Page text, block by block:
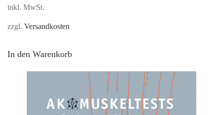
inkl. MwSt.
zzgl. Versandkosten
In den Warenkorb